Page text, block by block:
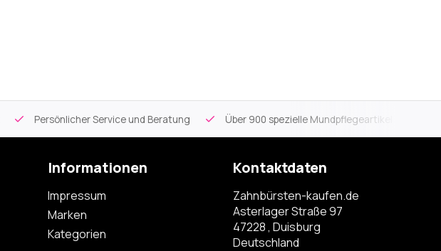
Persönlicher Service und Beratung Über 900 spezielle Mundpflegeartikel
Informationen
Impressum
Marken
Kategorien
Kontaktdaten
Zahnbürsten-kaufen.de
Asterlager Straße 97
47228 , Duisburg
Deutschland